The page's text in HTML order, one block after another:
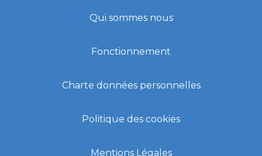
Qui sommes nous
Fonctionnement
Charte données personnelles
Politique des cookies
Mentions Légales